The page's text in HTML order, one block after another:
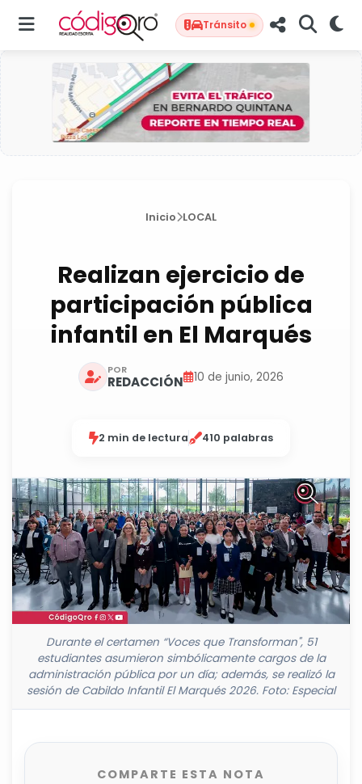
Tránsito
Inicio LOCAL
Realizan ejercicio de
participación pública
infantil en El Marqués
POR
REDACCIÓN 10 de junio, 2026
2 min de lectura 410 palabras
Durante el certamen “Voces que Transforman", 51
estudiantes asumieron simbólicamente cargos de la
administración pública por un día; además, se realizó la
sesión de Cabildo Infantil El Marqués 2026. Foto: Especial
COMPARTE ESTA NOTA